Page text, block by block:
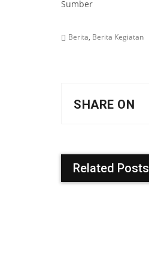
Sumber
Berita, Berita Kegiatan
SHARE ON
Related Posts